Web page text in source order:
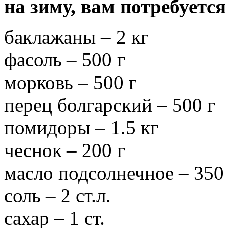
на зиму, вам
баклажаны – 2 кг
фасоль – 500 г
морковь – 500 г
перец болгарский – 500 г
помидоры – 1.5 кг
чеснок – 200 г
масло подсолнечное –
соль – 2 ст.л.
сахар – 1 ст.